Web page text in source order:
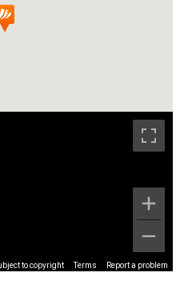
to copyright Terms Report a problem